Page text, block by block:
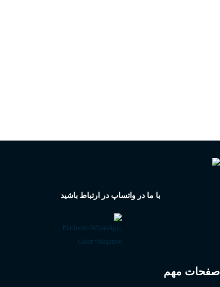
با ما در واتساپ در ارتباط باشید
صفحات مهم